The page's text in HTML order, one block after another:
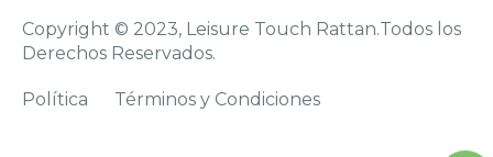
Copyright © 2023, Leisure Touch Rattan.Todos los
Derechos Reservados.
Política Términos y Condiciones